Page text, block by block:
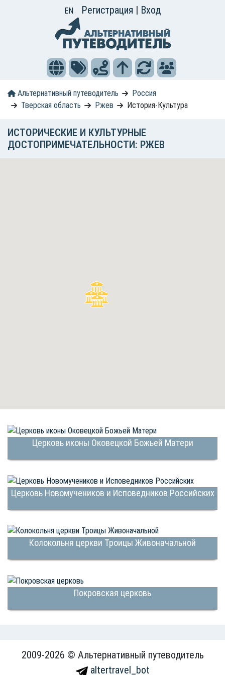
EN Регистрация | Вход
Альтернативный путеводитель
Россия
Тверская область
Ржев История-Культура
ИСТОРИЧЕСКИЕ И КУЛЬТУРНЫЕ
ДОСТОПРИМЕЧАТЕЛЬНОСТИ: РЖЕВ
Церковь иконы Оковецкой Божьей Матери
Церковь Новомучеников и Исповедников Российских
Колокольня церкви Троицы Живоначальной
Покровская церковь
2009-2026 © Альтернативный путеводитель
altertravel_bot